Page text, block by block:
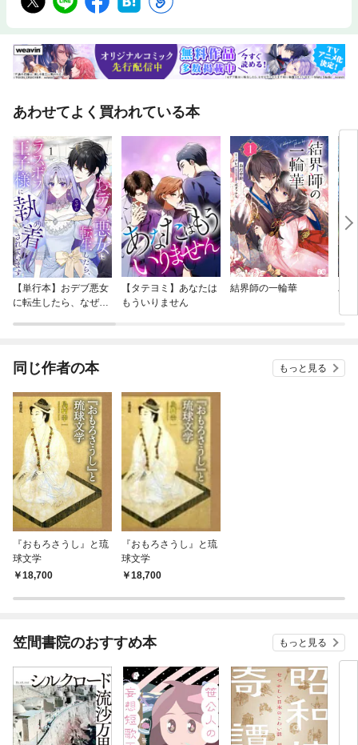
あわせてよく買われている本
【単行本】おデブ悪女
に転生したら、なぜか
【タテヨミ】あなたは
もういりません
結界師の一輪華
バ
今
同じ作者の本 もっと見る
『おもろさうし』と琉
球文学
18,700
『おもろさうし』と琉
球文学
18,700
笠間書院のおすすめ本 もっと見る